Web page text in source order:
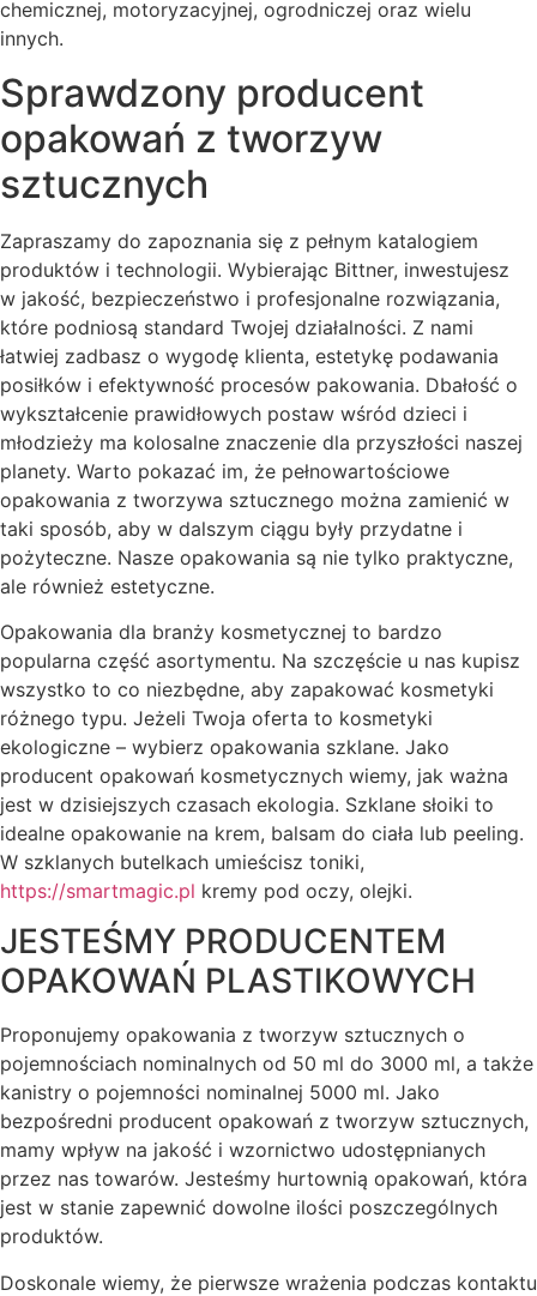
chemicznej, motoryzacyjnej, ogrodniczej oraz wielu
innych.
Sprawdzony producent
opakowań z tworzyw
sztucznych
Zapraszamy do zapoznania się z pełnym katalogiem
produktów i technologii. Wybierając Bittner, inwestujesz
w jakość, bezpieczeństwo i profesjonalne rozwiązania,
które podniosą standard Twojej działalności. Z nami
łatwiej zadbasz o wygodę klienta, estetykę podawania
posiłków i efektywność procesów pakowania. Dbałość o
wykształcenie prawidłowych postaw wśród dzieci i
młodzieży ma kolosalne znaczenie dla przyszłości naszej
planety. Warto pokazać im, że pełnowartościowe
opakowania z tworzywa sztucznego można zamienić w
taki sposób, aby w dalszym ciągu były przydatne i
pożyteczne. Nasze opakowania są nie tylko praktyczne,
ale również estetyczne.
Opakowania dla branży kosmetycznej to bardzo
popularna część asortymentu. Na szczęście u nas kupisz
wszystko to co niezbędne, aby zapakować kosmetyki
różnego typu. Jeżeli Twoja oferta to kosmetyki
ekologiczne – wybierz opakowania szklane. Jako
producent opakowań kosmetycznych wiemy, jak ważna
jest w dzisiejszych czasach ekologia. Szklane słoiki to
idealne opakowanie na krem, balsam do ciała lub peeling.
W szklanych butelkach umieścisz toniki,
https://smartmagic.pl kremy pod oczy, olejki.
JESTEŚMY PRODUCENTEM
OPAKOWAŃ PLASTIKOWYCH
Proponujemy opakowania z tworzyw sztucznych o
pojemnościach nominalnych od 50 ml do 3000 ml, a także
kanistry o pojemności nominalnej 5000 ml. Jako
bezpośredni producent opakowań z tworzyw sztucznych,
mamy wpływ na jakość i wzornictwo udostępnianych
przez nas towarów. Jesteśmy hurtownią opakowań, która
jest w stanie zapewnić dowolne ilości poszczególnych
produktów.
Doskonale wiemy, że pierwsze wrażenia podczas kontaktu